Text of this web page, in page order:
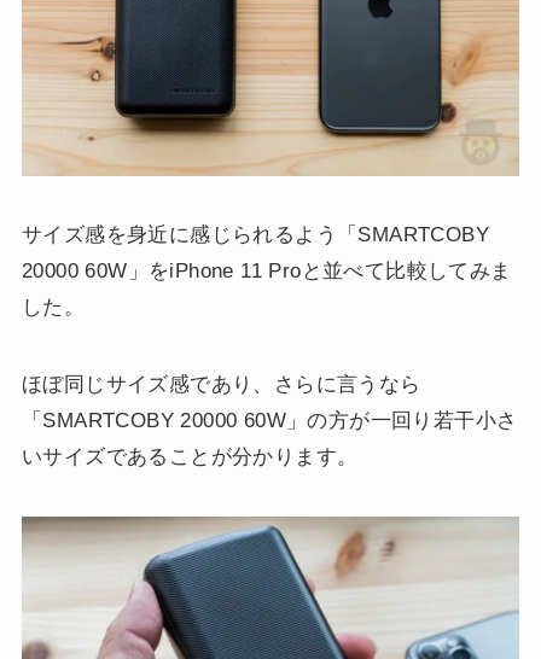
サイズ感を身近に感じられるよう「SMARTCOBY
20000 60W」をiPhone 11 Proと並べて比較してみま
した。
ほぼ同じサイズ感であり、さらに言うなら
「SMARTCOBY 20000 60W」の方が一回り若干小さ
いサイズであることが分かります。